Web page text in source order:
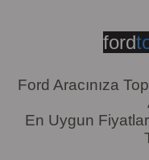
ford
Ford Aracınıza
En Uygun